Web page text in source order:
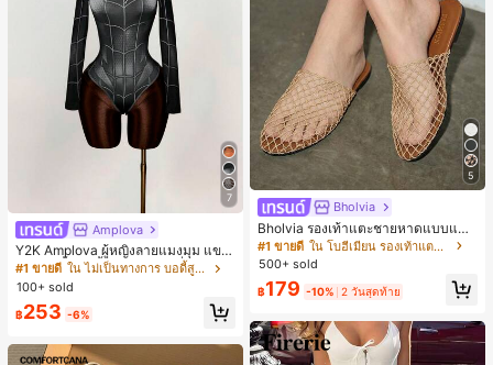
7
Amplova
Y2K Amplova ผู้หญิงลายแมงมุม แขน
ยาว คอตั้ง บอดี้สูท, สไตล์แฟชั่นดาร์ก
บอดี้สูทผู้หญิง บอดี้สูทฮาโลวีน บอดี้สูท
ลายใยแมงมุม
#1 ขายดี
ใน ไม่เป็นทางการ บอดี้สูทผู้หญิง
100+ sold
฿253 -6%
5
Bholvia
Bholvia รองเท้าแตะชายหาดแบบแบน
สบาย ๆ ลายฉลุมาใหม่สำหรับผู้หญิง
#1 ขายดี
ใน โบฮีเมียน รองเท้าแตะผู้หญิง
500+ sold
฿179 -10% 2 วันสุดท้าย